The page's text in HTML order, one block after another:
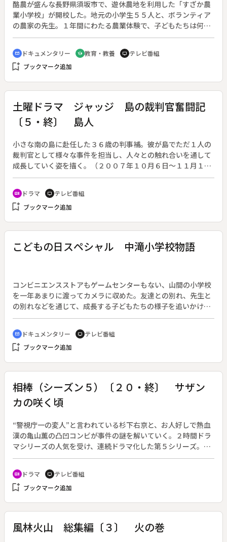
酪農が盛んな長野県須坂市で、遊休農地を利用した「すざか農
業小学校」が開校した。地元の小学生５５人と、ボランティア
の農家の先生。１年間にわたる農業体験で、子どもたちは何を
学んだのか。◆春から月２回、土曜日に授業が行われる。田植
えから草取り、野菜の種まき、手入れ、そして収穫。子どもた
ちはどろんこになって農作業を行った。
cinematic_blur ドキュメンタリー school 教育・教養 tv テレビ番組
bookmark_add ブックマーク追加
土曜ドラマ ジャッジ 島の裁判官奮闘記
〔５・終〕 島人
小さな南の島に赴任した３６歳の判事補。彼が島でただ１人の
裁判官として様々な事件を担当し、人々との触れ合いを通して
成長していく姿を描く。（２００７年１０月６日～１１月１０
日放送、全５回）◆最終回「島人（シマッチュ）」。三沢恭介
（西島秀俊）は自然観察員の新元みづき（遠藤久美子）から、
環境を破壊するリゾート開発差し止めの訴訟を受ける。一方、
畑夏海（浅野温子）はその開発を進める会社に力を貸すよう、
麓一平（岡田浩暉）は大美島出身で、島の自然をこよなく愛し
ており、環境保護に十分配慮した計画であることに自信を持っ
ていた。恭介は、会社側が提出した証拠書類の中で建設による
て両者は法廷で真っ向から対立する。
recent_actors ドラマ tv テレビ番組
bookmark_add ブックマーク追加
こどもの日スペシャル 中滝小学校物語
コンビニエンスストアもゲームセンターもない、山間の小学校
を一年あまりに渡ってカメラに収めた。友達との別れ、先生と
の別れなどを通じて、成長する子どもたちの様子を追いかけ
た。◆秋田県鹿角市の中滝小学校（現在は閉校）は、青森県と
岩手県の県境にある小さな小学校。どこか懐かしい木造校舎
に、７人の子どもたちが学んでいる。唯一の男子、橋野君は酪
農を営む家に生まれ、「将来は、お父さんの跡を継ぎたい」と
で、橋野君の新しい生活がスタートした。
cinematic_blur ドキュメンタリー tv テレビ番組
bookmark_add ブックマーク追加
相棒（シーズン５）〔２０・終〕 サザン
カの咲く頃
“警視庁一の変人”と言われている杉下右京と、お人好しで熱血
漢の亀山薫の凸凹コンビが事件の謎を解いていく。２時間ドラ
マシリーズの人気を受け、連続ドラマ化した第５シリーズ。
（２００６年１０月１１日～２００７年３月１４日放送、全２
０回）◆ソフトウェアを開発するプログラマー・瀬沼優（山崎
勝之）の転落死体が発見された。現場からは２人分の足痕が発
見され、殺人の可能性が高くなった。しかし、翌日、その足痕
（六角精児）を手伝う右京（水谷豊）と薫（寺脇康文）。右京
は鑑識の部屋に入れる何者かが意図して盗み出したのではない
か、と推理する。瀬沼の会社で事情聴取をしていると、死んだ
recent_actors ドラマ tv テレビ番組
bookmark_add ブックマーク追加
風林火山 総集編〔３〕 火の巻